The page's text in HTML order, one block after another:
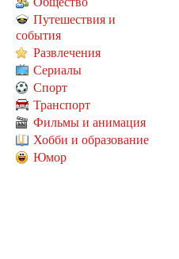
Путешествия и
события
Развлечения
Сериалы
Спорт
Транспорт
Фильмы и анимация
Хобби и образование
Юмор